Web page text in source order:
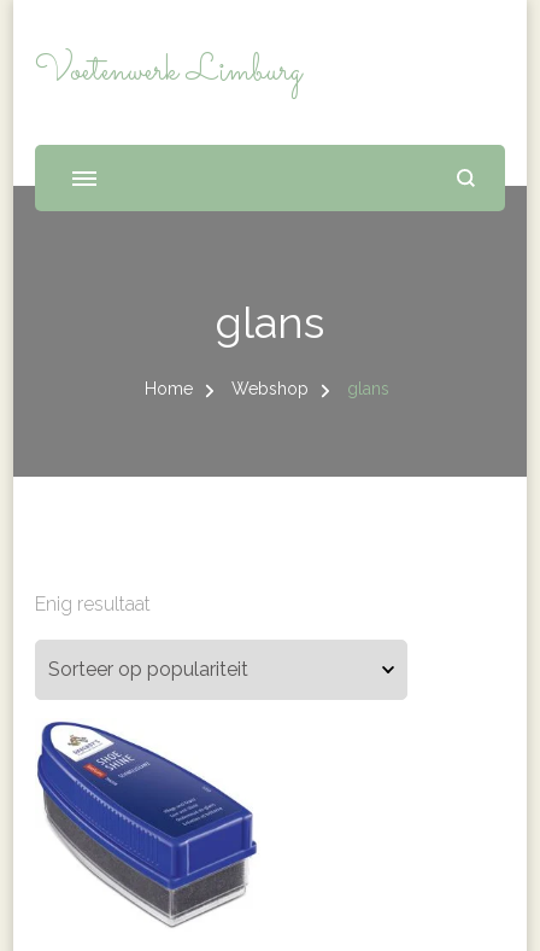
Voetenwerk Limburg
glans
Home Webshop glans
Enig resultaat